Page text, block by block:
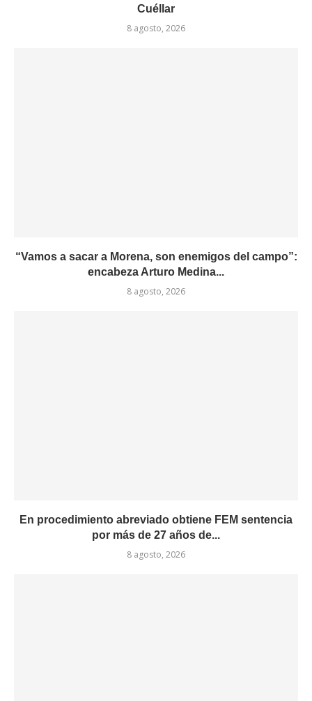
Cuéllar
8 agosto, 2026
“Vamos a sacar a Morena, son enemigos del campo”:
encabeza Arturo Medina...
8 agosto, 2026
En procedimiento abreviado obtiene FEM sentencia
por más de 27 años de...
8 agosto, 2026